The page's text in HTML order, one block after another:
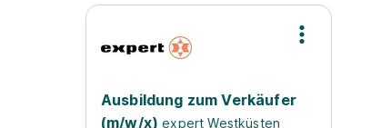
Ausbildung zum Verkäufer
(m/w/x) expert Westküsten